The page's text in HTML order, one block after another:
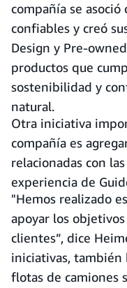
compañía se
confiables y creó
Design y Pre-
productos que
sostenibilidad y
natural.
Otra iniciativa
compañía es
relacionadas con
experiencia de
"Hemos realizado
apoyar los
clientes”, dice
iniciativas, también
flotas de camiones